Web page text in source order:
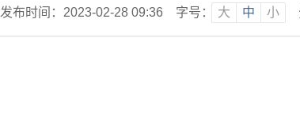
发布时间：2023-02-28 09:36 字号： 大 中 小